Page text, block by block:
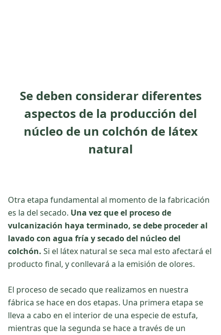
Se deben considerar diferentes
aspectos de la producción del
núcleo de un colchón de látex
natural
Otra etapa fundamental al momento de la fabricación
es la del secado. Una vez que el proceso de
vulcanización haya terminado, se debe proceder al
lavado con agua fría y secado del núcleo del
colchón. Si el látex natural se seca mal esto afectará el
producto final, y conllevará a la emisión de olores.
El proceso de secado que realizamos en nuestra
fábrica se hace en dos etapas. Una primera etapa se
lleva a cabo en el interior de una especie de estufa,
mientras que la segunda se hace a través de un